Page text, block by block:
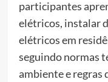
participantes
elétricos, instalar
elétricos em
seguindo normas
ambiente e regras